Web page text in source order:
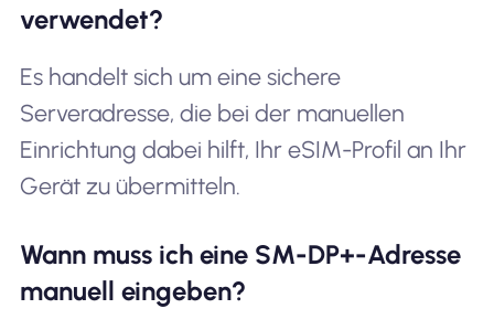
verwendet?
Es handelt sich um eine sichere
Serveradresse, die bei der manuellen
Einrichtung dabei hilft, Ihr eSIM-Profil an Ihr
Gerät zu übermitteln.
Wann muss ich eine SM-DP+-Adresse
manuell eingeben?